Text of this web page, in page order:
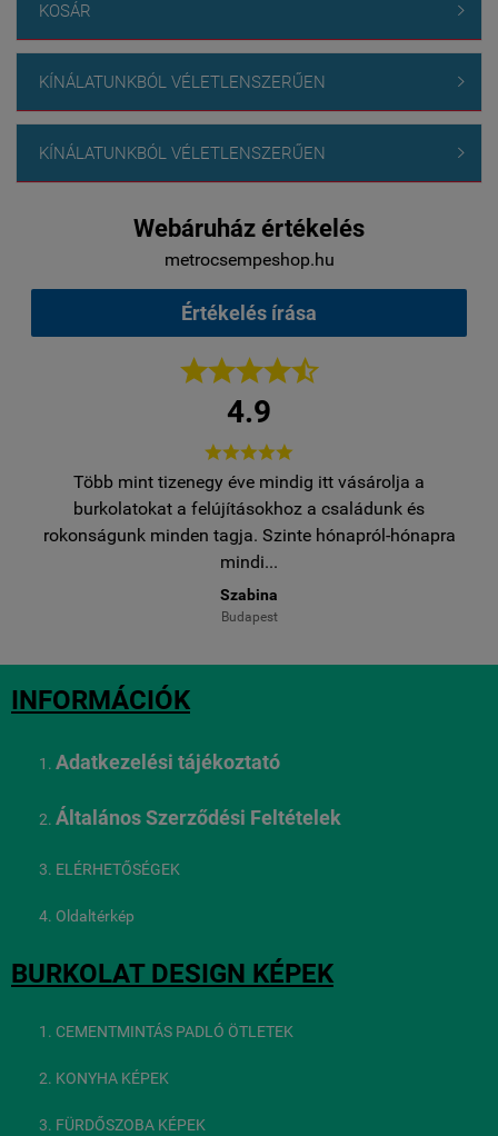
KOSÁR 
KÍNÁLATUNKBÓL VÉLETLENSZERŰEN 
KÍNÁLATUNKBÓL VÉLETLENSZERŰEN 
Webáruház értékelés
metrocsempeshop.hu
Értékelés írása

4.9

Több mint tizenegy éve mindig itt vásárolja a
burkolatokat a felújításokhoz a családunk és
rokonságunk minden tagja. Szinte hónapról-hónapra
mindi...
Szabina
Budapest
INFORMÁCIÓK
Adatkezelési tájékoztató
Általános Szerződési Feltételek
ELÉRHETŐSÉGEK
Oldaltérkép
BURKOLAT DESIGN KÉPEK
CEMENTMINTÁS PADLÓ ÖTLETEK
KONYHA KÉPEK
FÜRDŐSZOBA KÉPEK